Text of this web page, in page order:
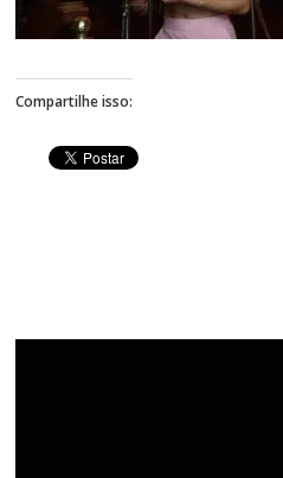
Compartilhe isso: